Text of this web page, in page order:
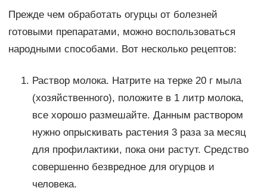
Прежде чем обработать огурцы от болезней
готовыми препаратами, можно воспользоваться
народными способами. Вот несколько рецептов:
Раствор молока. Натрите на терке 20 г мыла
(хозяйственного), положите в 1 литр молока,
все хорошо размешайте. Данным раствором
нужно опрыскивать растения 3 раза за месяц
для профилактики, пока они растут. Средство
совершенно безвредное для огурцов и
человека.